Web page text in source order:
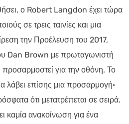
ο Robert Langdon έχει τώρα
σε τρεις ταινίες και μια
την Προέλευση του 2017,
Dan Brown με πρωταγωνιστή
για την οθόνη. Το
λάβει επίσης μια προσαρμογή·
ότι μετατρέπεται σε σειρά.
καμία ανακοίνωση για ένα